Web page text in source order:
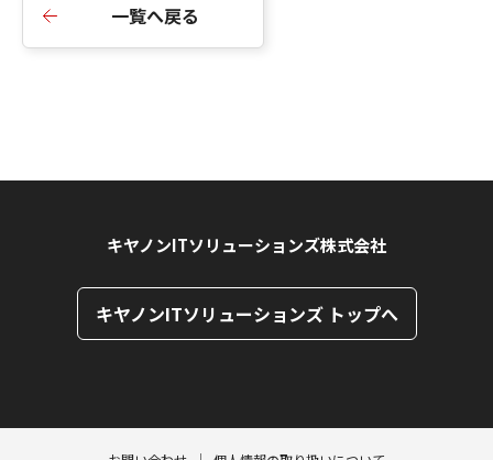
一覧へ戻る
キヤノンITソリューションズ株式会社
キヤノンITソリューションズ トップへ